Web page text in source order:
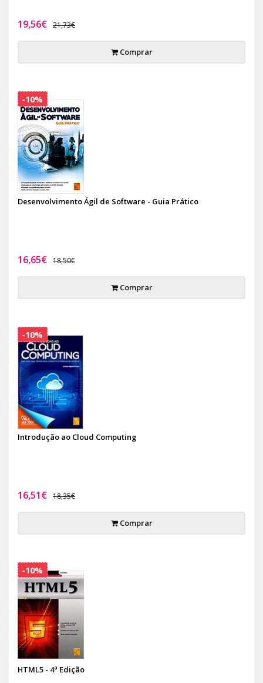
19,56€ 21,73€
Comprar
Desenvolvimento Ágil de Software - Guia Prático
16,65€ 18,50€
Comprar
-10%
Introdução ao Cloud Computing
16,51€ 18,35€
Comprar
-10%
HTML5 - 4ª Edição
-10%